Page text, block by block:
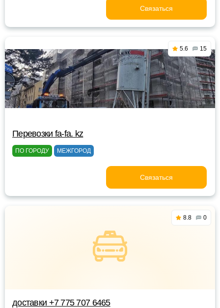
Связаться
5.6 15
Перевозки fa-fa. kz
ПО ГОРОДУ МЕЖГОРОД
Связаться
8.8 0
доставки +7 775 707 6465